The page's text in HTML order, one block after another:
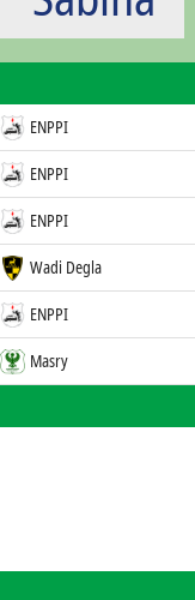
ENPPI
ENPPI
ENPPI
Wadi Degla
ENPPI
Masry